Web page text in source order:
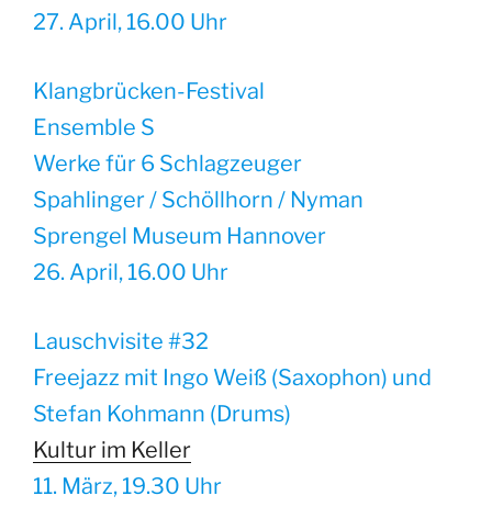
27. April, 16.00 Uhr
Klangbrücken-Festival
Ensemble S
Werke für 6 Schlagzeuger
Spahlinger / Schöllhorn / Nyman
Sprengel Museum Hannover
26. April, 16.00 Uhr
Lauschvisite #32
Freejazz mit Ingo Weiß (Saxophon) und
Stefan Kohmann (Drums)
Kultur im Keller
11. März, 19.30 Uhr